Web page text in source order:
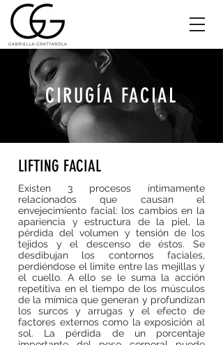
CIRUGÍA FACIAL
LIFTING FACIAL
Existen 3 procesos íntimamente
relacionados que causan el
envejecimiento facial: los cambios en la
apariencia y estructura de la piel, la
pérdida del volumen y tensión de los
tejidos y el descenso de éstos. Se
desdibujan los contornos faciales,
perdiéndose el limite entre las mejillas y
el cuello. A ello se le suma la acción
repetitiva en el tiempo de los músculos
de la mímica que generan y profundizan
los surcos y arrugas y el efecto de
factores externos como la exposición al
sol. La pérdida de un porcentaje